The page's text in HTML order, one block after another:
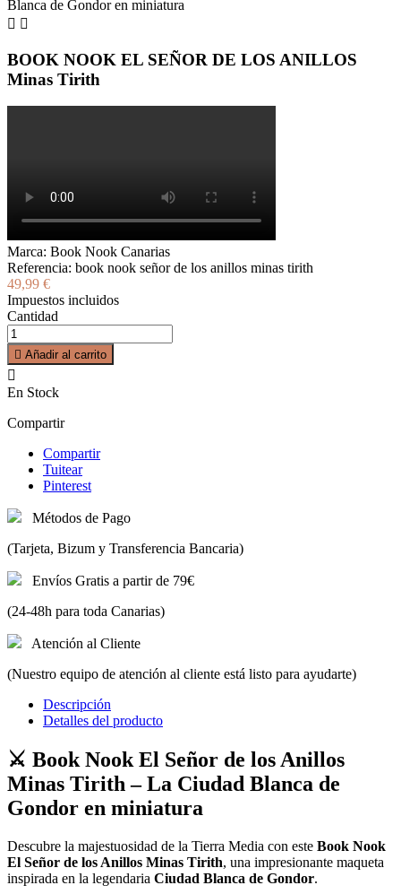
 
BOOK NOOK EL SEÑOR DE LOS ANILLOS
Minas Tirith
Marca: Book Nook Canarias
Referencia: book nook señor de los anillos minas tirith
49,99 €
Impuestos incluidos
Cantidad
 Añadir al carrito

En Stock
Compartir
Compartir
Tuitear
Pinterest
Métodos de Pago
(Tarjeta, Bizum y Transferencia Bancaria)
Envíos Gratis a partir de 79€
(24-48h para toda Canarias)
Atención al Cliente
(Nuestro equipo de atención al cliente está listo para ayudarte)
Descripción
Detalles del producto
⚔️ Book Nook El Señor de los Anillos
Minas Tirith – La Ciudad Blanca de
Gondor en miniatura
Descubre la majestuosidad de la Tierra Media con este Book Nook
El Señor de los Anillos Minas Tirith, una impresionante maqueta
inspirada en la legendaria Ciudad Blanca de Gondor.